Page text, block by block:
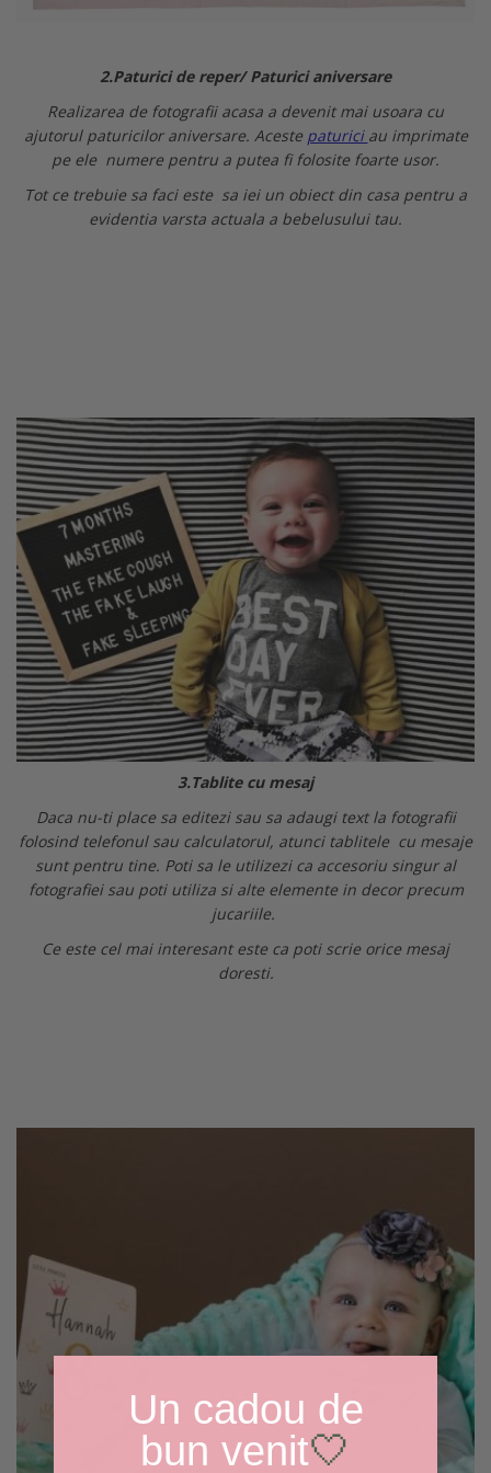
2.Paturici de reper/ Paturici aniversare
Realizarea de fotografii acasa a devenit mai usoara cu
ajutorul paturicilor aniversare. Aceste paturici au imprimate
pe ele numere pentru a putea fi folosite foarte usor.
Tot ce trebuie sa faci este sa iei un obiect din casa pentru a
evidentia varsta actuala a bebelusului tau.
3.Tablite cu mesaj
Daca nu-ti place sa editezi sau sa adaugi text la fotografii
folosind telefonul sau calculatorul, atunci tablitele cu mesaje
sunt pentru tine. Poti sa le utilizezi ca accesoriu singur al
fotografiei sau poti utiliza si alte elemente in decor precum
jucariile.
Ce este cel mai interesant este ca poti scrie orice mesaj
doresti.
Un cadou de
bun venit🤍